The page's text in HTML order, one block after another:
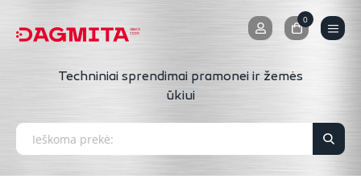
0
0
Techniniai sprendimai pramonei ir žemės
ūkiui